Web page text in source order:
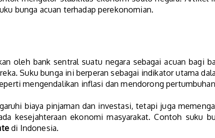
bunga acuan terhadap perekonomian.
oleh bank sentral suatu negara sebagai acuan bagi
Suku bunga ini berperan sebagai indikator utama
mengendalikan inflasi dan mendorong
biaya pinjaman dan investasi, tetapi juga
kesejahteraan ekonomi masyarakat. Contoh suku
di Indonesia.